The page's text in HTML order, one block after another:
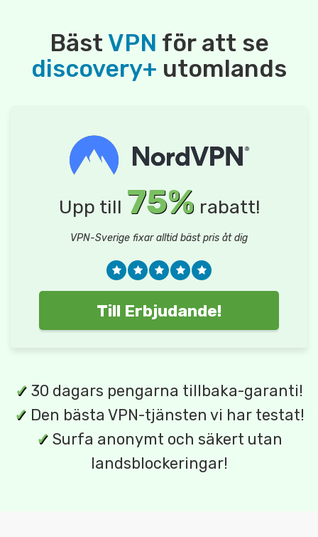
Bäst VPN för att se
discovery+ utomlands
Upp till 75% rabatt!
VPN-Sverige fixar alltid bäst pris åt dig
Till Erbjudande!
✓ 30 dagars pengarna tillbaka-garanti!
✓ Den bästa VPN-tjänsten vi har testat!
✓ Surfa anonymt och säkert utan
landsblockeringar!